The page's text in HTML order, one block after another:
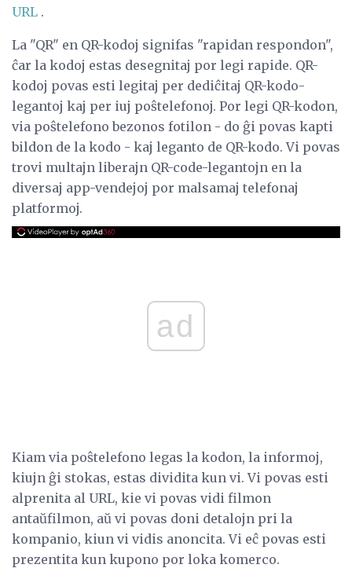
URL .
La "QR" en QR-kodoj signifas "rapidan respondon",
ĉar la kodoj estas desegnitaj por legi rapide. QR-
kodoj povas esti legitaj per dediĉitaj QR-kodo-
legantoj kaj per iuj poŝtelefonoj. Por legi QR-kodon,
via poŝtelefono bezonos fotilon - do ĝi povas kapti
bildon de la kodo - kaj leganto de QR-kodo. Vi povas
trovi multajn liberajn QR-code-legantojn en la
diversaj app-vendejoj por malsamaj telefonaj
platformoj.
ad
Kiam via poŝtelefono legas la kodon, la informoj,
kiujn ĝi stokas, estas dividita kun vi. Vi povas esti
alprenita al URL, kie vi povas vidi filmon
antaŭfilmon, aŭ vi povas doni detalojn pri la
kompanio, kiun vi vidis anoncita. Vi eĉ povas esti
prezentita kun kupono por loka komerco.